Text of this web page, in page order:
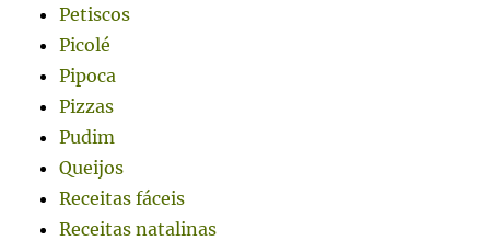
Petiscos
Picolé
Pipoca
Pizzas
Pudim
Queijos
Receitas fáceis
Receitas natalinas